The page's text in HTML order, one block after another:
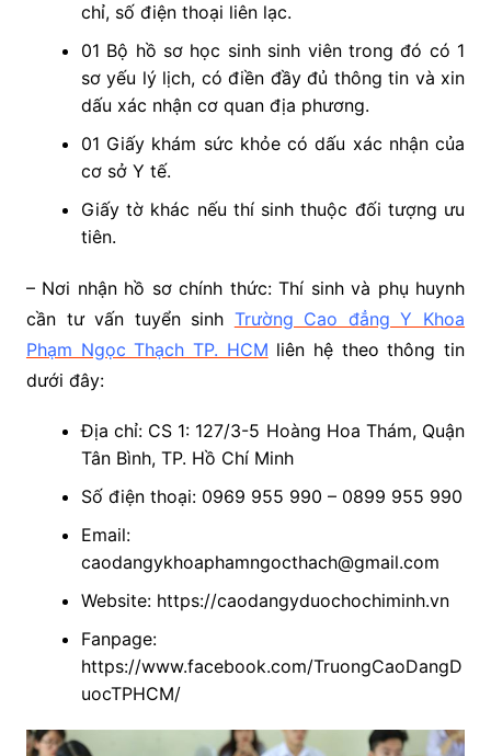
chỉ, số điện thoại liên lạc.
01 Bộ hồ sơ học sinh sinh viên trong đó có 1
sơ yếu lý lịch, có điền đầy đủ thông tin và xin
dấu xác nhận cơ quan địa phương.
01 Giấy khám sức khỏe có dấu xác nhận của
cơ sở Y tế.
Giấy tờ khác nếu thí sinh thuộc đối tượng ưu
tiên.
– Nơi nhận hồ sơ chính thức:Thí sinh và phụ huynh
cần tư vấn tuyển sinh Trường Cao đẳng Y Khoa
Phạm Ngọc Thạch TP. HCM liên hệ theo thông tin
dưới đây:
Địa chỉ: CS 1: 127/3-5 Hoàng Hoa Thám, Quận
Tân Bình, TP. Hồ Chí Minh
Số điện thoại: 0969 955 990 – 0899 955 990
Email:
caodangykhoaphamngocthach@gmail.com
Website: https://caodangyduochochiminh.vn
Fanpage:
https://www.facebook.com/TruongCaoDangD
uocTPHCM/